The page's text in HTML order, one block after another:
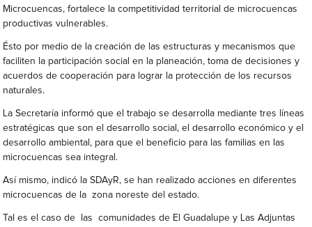
Microcuencas, fortalece la competitividad territorial de microcuencas
productivas vulnerables.
Ésto por medio de la creación de las estructuras y mecanismos que
faciliten la participación social en la planeación, toma de decisiones y
acuerdos de cooperación para lograr la protección de los recursos
naturales.
La Secretaría informó que el trabajo se desarrolla mediante tres líneas
estratégicas que son el desarrollo social, el desarrollo económico y el
desarrollo ambiental, para que el beneficio para las familias en las
microcuencas sea integral.
Así mismo, indicó la SDAyR, se han realizado acciones en diferentes
microcuencas de la zona noreste del estado.
Tal es el caso de las comunidades de El Guadalupe y Las Adjuntas